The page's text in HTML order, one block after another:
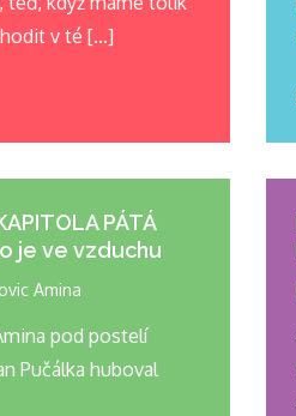
v té […]
PÁTÁ
je ve vzduchu
Amina
pod postelí
Pučálka huboval